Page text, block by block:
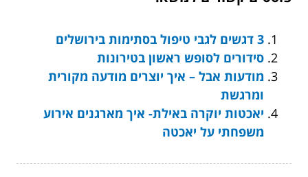
3 דגשים לגבי טיפול בסתימות בירושלים
סידורים לסופש ראשון בטירונות
מודעות אבל – איך יוצרים מודעה מקורית
ומרגשת
יאכטות יוקרה באילת- איך מארגנים אירוע
משפחתי על יאכטה